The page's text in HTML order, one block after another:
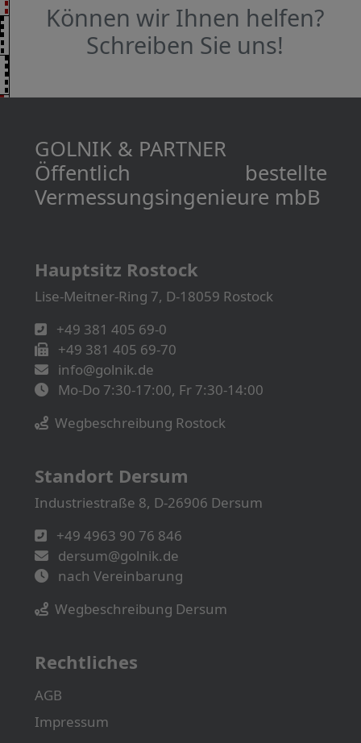
Können wir Ihnen helfen?
Schreiben Sie uns!
GOLNIK & PARTNER
Öffentlich bestellte
Vermessungs­­ingenieure mbB
Hauptsitz Rostock
Lise-Meitner-Ring 7, D-18059 Rostock
+49 381 405 69-0
+49 381 405 69-70
info@golnik.de
Mo-Do 7:30-17:00, Fr 7:30-14:00
Wegbeschreibung Rostock
Standort Dersum
Industriestraße 8, D-26906 Dersum
+49 4963 90 76 846
dersum@golnik.de
nach Vereinbarung
Wegbeschreibung Dersum
Rechtliches
AGB
Impressum